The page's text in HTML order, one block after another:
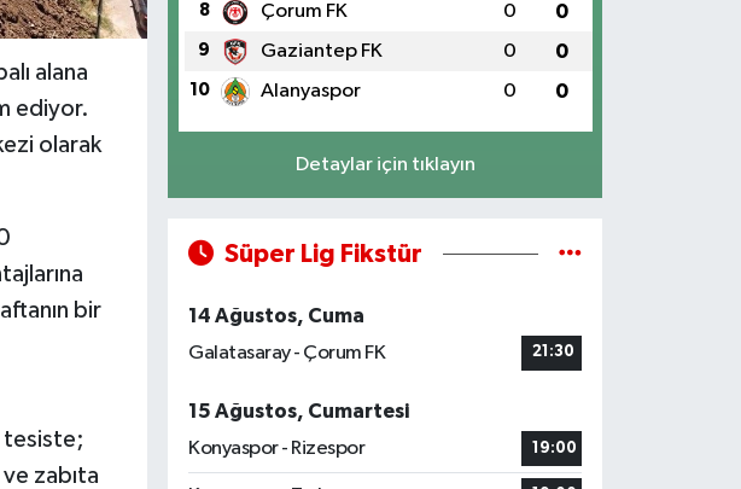
alana
ediyor.
olarak
bir
tesiste;
zabıta
8 Çorum FK 0 0
9 Gaziantep FK 0 0
10 Alanyaspor 0 0
Detaylar için tıklayın
Süper Lig Fikstür
14 Ağustos, Cuma
Galatasaray - Çorum FK
21:30
15 Ağustos, Cumartesi
Konyaspor - Rizespor
19:00